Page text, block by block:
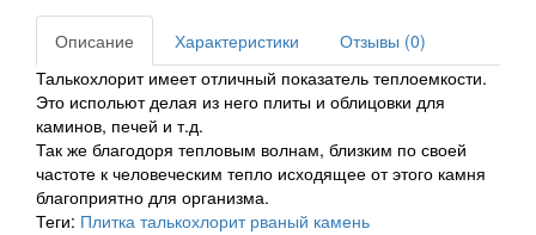
Описание Характеристики
Отзывы (0)
Талькохлорит имеет отличный показатель теплоемкости.
Это испольют делая из него плиты и облицовки для
каминов, печей и т.д.
Так же благодоря тепловым волнам, близким по своей
частоте к человеческим тепло исходящее от этого камня
благоприятно для организма.
Теги: Плитка талькохлорит рваный камень